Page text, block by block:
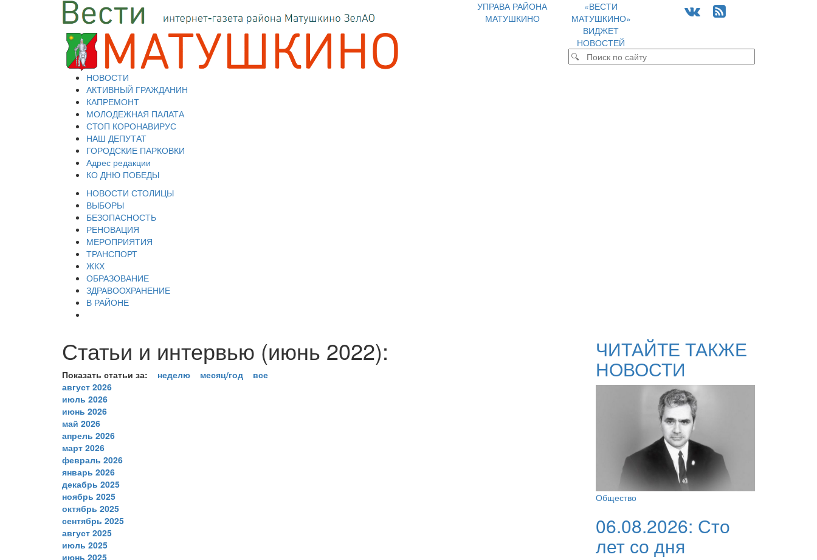
УПРАВА РАЙОНА
МАТУШКИНО
«ВЕСТИ
МАТУШКИНО»
ВИДЖЕТ
НОВОСТЕЙ
НОВОСТИ
АКТИВНЫЙ ГРАЖДАНИН
КАПРЕМОНТ
МОЛОДЕЖНАЯ ПАЛАТА
СТОП КОРОНАВИРУС
НАШ ДЕПУТАТ
ГОРОДСКИЕ ПАРКОВКИ
Адрес редакции
КО ДНЮ ПОБЕДЫ
НОВОСТИ СТОЛИЦЫ
ВЫБОРЫ
БЕЗОПАСНОСТЬ
РЕНОВАЦИЯ
МЕРОПРИЯТИЯ
ТРАНСПОРТ
ЖКХ
ОБРАЗОВАНИЕ
ЗДРАВООХРАНЕНИЕ
В РАЙОНЕ
Статьи и интервью (июнь 2022):
Показать статьи за: неделю месяц/год
все
август 2026
июль 2026
июнь 2026
май 2026
апрель 2026
март 2026
февраль 2026
январь 2026
декабрь 2025
ноябрь 2025
октябрь 2025
сентябрь 2025
август 2025
июль 2025
июнь 2025
ЧИТАЙТЕ ТАКЖЕ
НОВОСТИ
Общество
06.08.2026: Сто
лет со дня